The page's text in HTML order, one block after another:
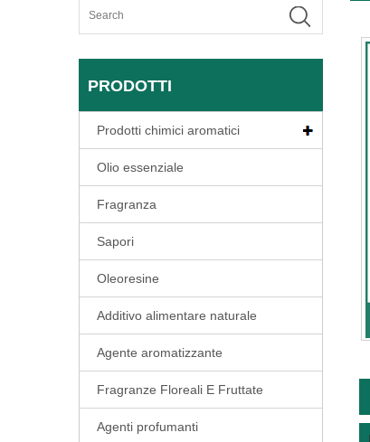
PRODOTTI
Prodotti chimici aromatici
Olio essenziale
Fragranza
Sapori
Oleoresine
Additivo alimentare naturale
Agente aromatizzante
Fragranze Floreali E Fruttate
Agenti profumanti